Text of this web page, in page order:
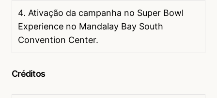
4. Ativação da campanha no Super Bowl
Experience no Mandalay Bay South
Convention Center.
Créditos